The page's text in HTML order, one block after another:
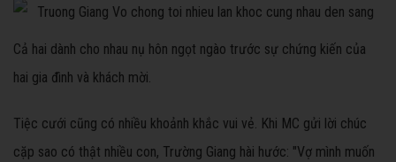
Cả hai dành cho nhau nụ hôn ngọt ngào trước sự chứng kiến của
hai gia đình và khách mời.
Tiệc cưới cũng có nhiều khoảnh khắc vui vẻ. Khi MC gửi lời chúc
cặp sao có thật nhiều con, Trường Giang hài hước: "Vợ mình muốn